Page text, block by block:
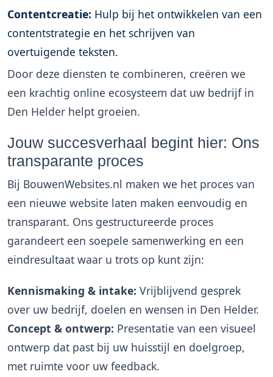
Contentcreatie: Hulp bij het ontwikkelen van een
contentstrategie en het schrijven van
overtuigende teksten.
Door deze diensten te combineren, creëren we
een krachtig online ecosysteem dat uw bedrijf in
Den Helder helpt groeien.
Jouw succesverhaal begint hier: Ons
transparante proces
Bij BouwenWebsites.nl maken we het proces van
een nieuwe website laten maken eenvoudig en
transparant. Ons gestructureerde proces
garandeert een soepele samenwerking en een
eindresultaat waar u trots op kunt zijn:
Kennismaking & intake: Vrijblijvend gesprek
over uw bedrijf, doelen en wensen in Den Helder.
Concept & ontwerp: Presentatie van een visueel
ontwerp dat past bij uw huisstijl en doelgroep,
met ruimte voor uw feedback.